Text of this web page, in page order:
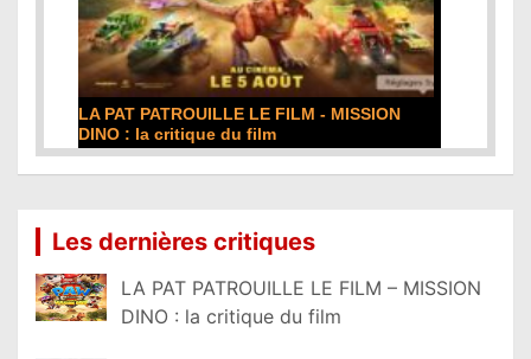
LA PAT PATROUILLE LE FILM - MISSION
DINO : la critique du film
Les dernières critiques
LA PAT PATROUILLE LE FILM – MISSION
DINO : la critique du film